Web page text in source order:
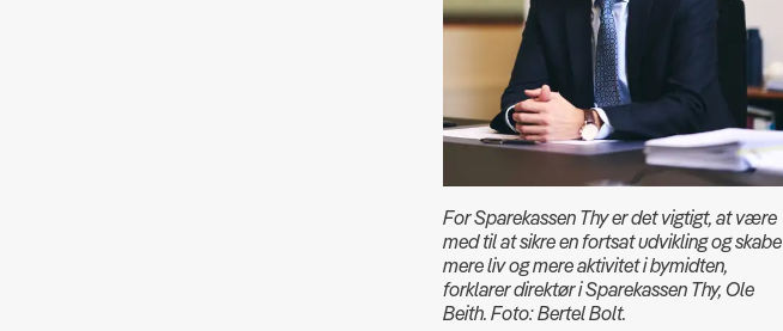
For Sparekassen Thy er det vigtigt, at være
med til at sikre en fortsat udvikling og skabe
mere liv og mere aktivitet i bymidten,
forklarer direktør i Sparekassen Thy, Ole
Beith. Foto: Bertel Bolt.